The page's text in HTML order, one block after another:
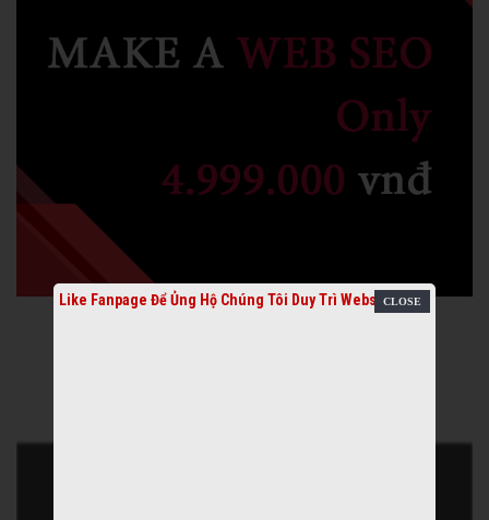
Like Fanpage Để Ủng Hộ Chúng Tôi Duy Trì Website